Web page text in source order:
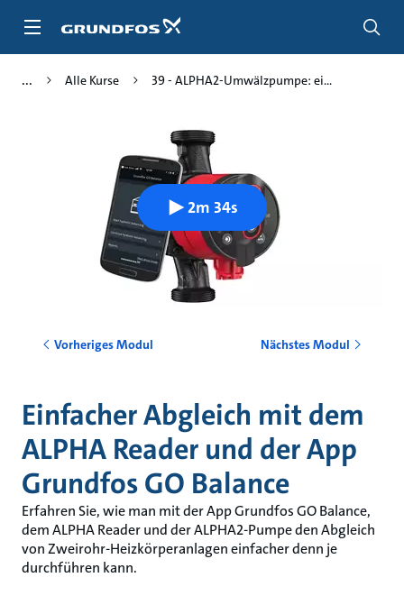
Inhalt
Alle Kurse 39 - ALPHA2-Umwälzpumpe: ei...
2m 34s
Vorheriges Modul Nächstes Modul
Einfacher Abgleich mit dem
ALPHA Reader und der App
Grundfos GO Balance
Erfahren Sie, wie man mit der App Grundfos GO Balance,
dem ALPHA Reader und der ALPHA2-Pumpe den Abgleich
von Zweirohr-Heizkörperanlagen einfacher denn je
durchführen kann.